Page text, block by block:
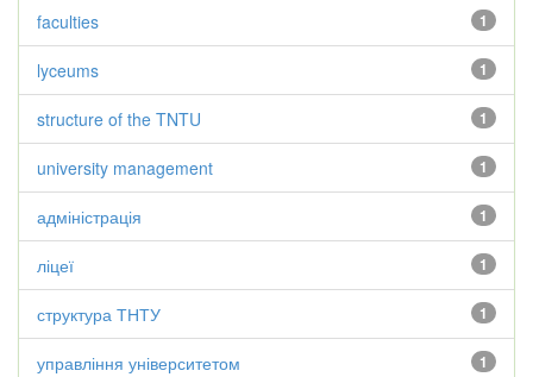
1
faculties
1
lyceums
1
structure of the TNTU
1
university management
1
адміністрація
1
ліцеї
1
структура ТНТУ
1
управління університетом